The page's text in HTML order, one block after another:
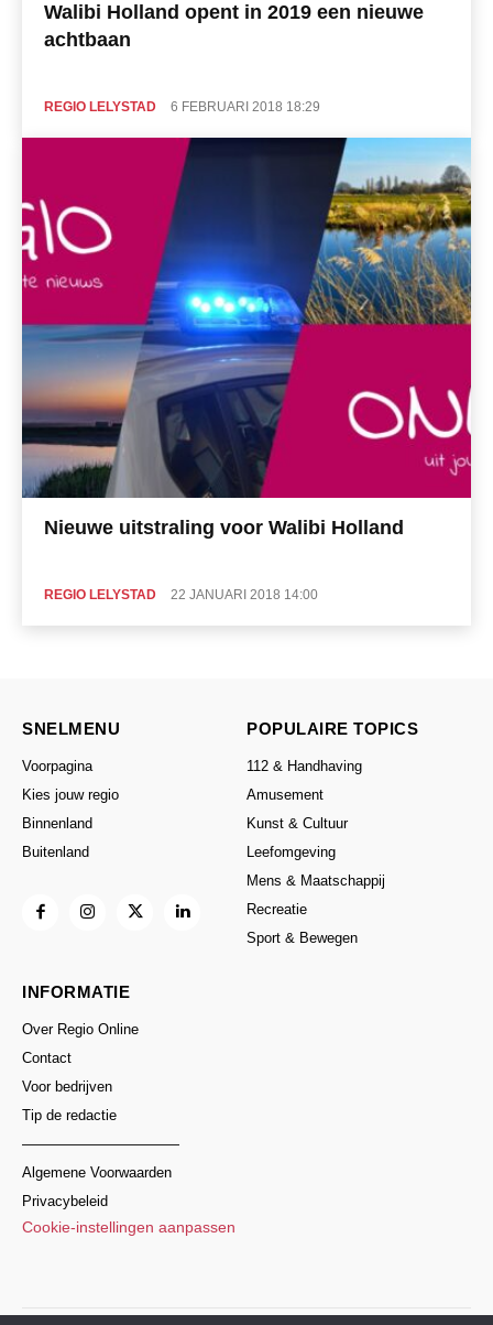
Walibi Holland opent in 2019 een nieuwe
achtbaan
REGIO LELYSTAD 6 FEBRUARI 2018 18:29
Nieuwe uitstraling voor Walibi Holland
REGIO LELYSTAD 22 JANUARI 2018 14:00
SNELMENU
Voorpagina
Kies jouw regio
Binnenland
Buitenland
POPULAIRE TOPICS
112 & Handhaving
Amusement
Kunst & Cultuur
Leefomgeving
Mens & Maatschappij
Recreatie
Sport & Bewegen
INFORMATIE
Over Regio Online
Contact
Voor bedrijven
Tip de redactie
———————————
Algemene Voorwaarden
Privacybeleid
Cookie-instellingen aanpassen